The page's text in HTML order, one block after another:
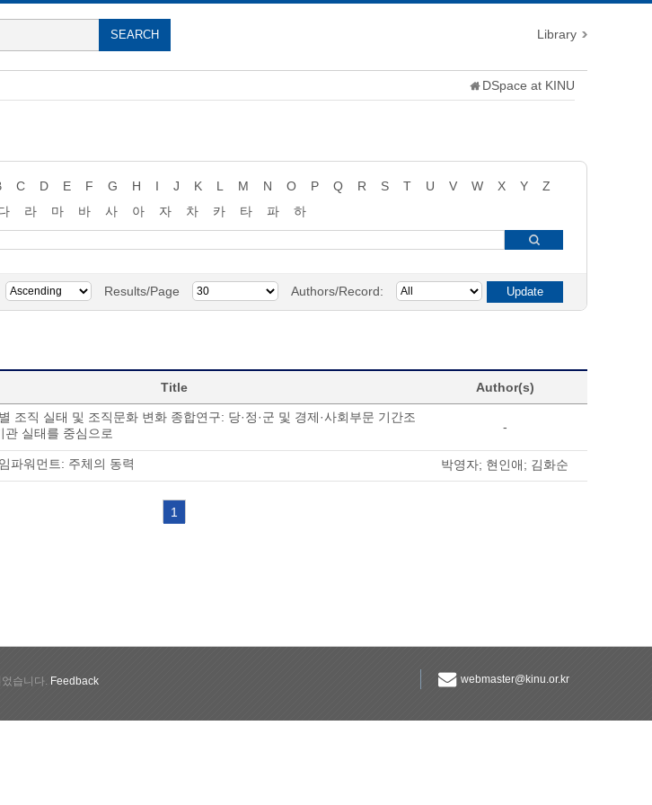
Library
DSpace at KINU
C D E F G H I J K L M N O P Q R S T U V W X Y
Z
라 마 바 사 아 자 차 카 타 파
하
Results/Page Authors/Record:
Title Author(s)
조직 실태 및 조직문화 변화 종합연구: 당·정·군 및 경제·사회부문 기간조
관 실태를 중심으로
-
파워먼트: 주체의 동력 박영자; 현인애; 김화순
1
webmaster@kinu.or.kr
습니다. Feedback